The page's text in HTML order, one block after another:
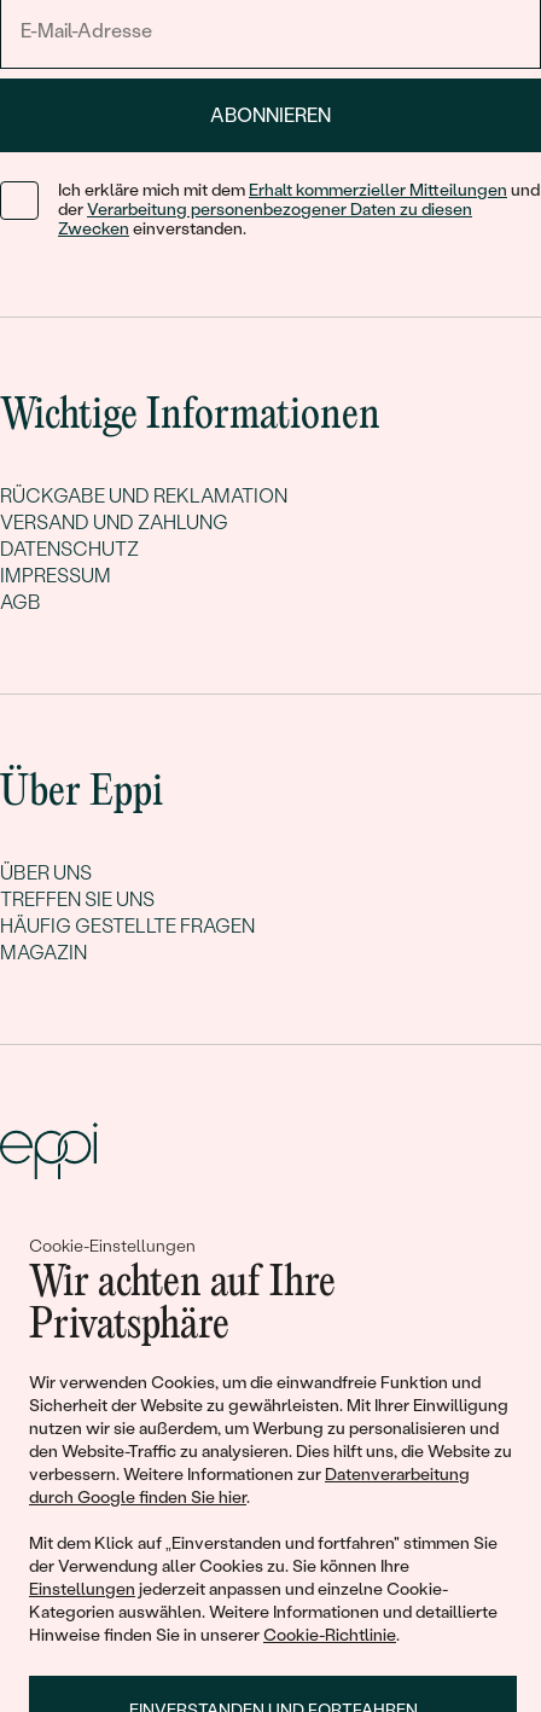
Cookie-Einstellungen
Wir achten auf Ihre
Privatsphäre
Wir verwenden Cookies, um die einwandfreie Funktion und
Sicherheit der Website zu gewährleisten. Mit Ihrer Einwilligung
nutzen wir sie außerdem, um Werbung zu personalisieren und
den Website-Traffic zu analysieren. Dies hilft uns, die Website zu
verbessern. Weitere Informationen zur Datenverarbeitung
durch Google finden Sie hier.
Mit dem Klick auf „Einverstanden und fortfahren" stimmen Sie
der Verwendung aller Cookies zu. Sie können Ihre
Einstellungen jederzeit anpassen und einzelne Cookie-
Kategorien auswählen. Weitere Informationen und detaillierte
Hinweise finden Sie in unsererCookie-Richtlinie.
ABONNIEREN
Ich erkläre mich mit dem Erhalt kommerzieller Mitteilungen und
derVerarbeitung personenbezogener Daten zu diesen
Zwecken einverstanden.
Wichtige Informationen
RÜCKGABE UND REKLAMATION
VERSAND UND ZAHLUNG
DATENSCHUTZ
IMPRESSUM
AGB
Über Eppi
ÜBER UNS
TREFFEN SIE UNS
HÄUFIG GESTELLTE FRAGEN
MAGAZIN
Gemeinsam erschaffen wir
Geschichten von Schönheit und
Liebe
Begleiten Sie uns!
© 2011 - 2026, Eppi.de